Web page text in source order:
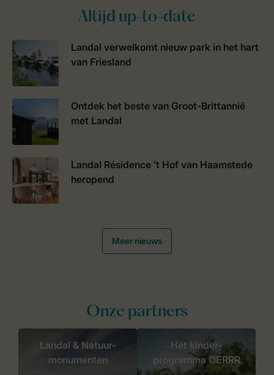
Altijd up-to-date
Landal verwelkomt nieuw park in het hart
van Friesland
Ontdek het beste van Groot-Brittannië
met Landal
Landal Résidence ’t Hof van Haamstede
heropend
Meer nieuws
Onze partners
Landal & Natuur-
monumenten
Hét kinder-
programma OERRR